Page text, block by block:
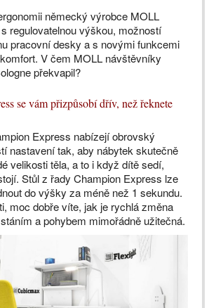
německý výrobce MOLL
regulovatelnou výškou, možností
pracovní desky a s novými funkcemi
V čem MOLL návštěvníky
překvapil?
se vám přizpůsobí dřív, než řeknete
Express nabízejí obrovský
nastavení tak, aby nábytek skutečně
velikosti těla, a to i když dítě sedí,
Stůl z řady Champion Express lze
do výšky za méně než 1 sekundu.
moc dobře víte, jak je rychlá změna
a pohybem mimořádně užitečná.